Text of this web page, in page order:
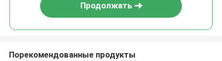
Продолжать
Порекомендованные продукты